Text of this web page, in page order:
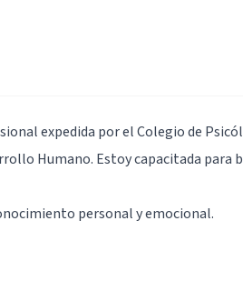
expedida por el Colegio de
Humano. Estoy capacitada para
personal y emocional.